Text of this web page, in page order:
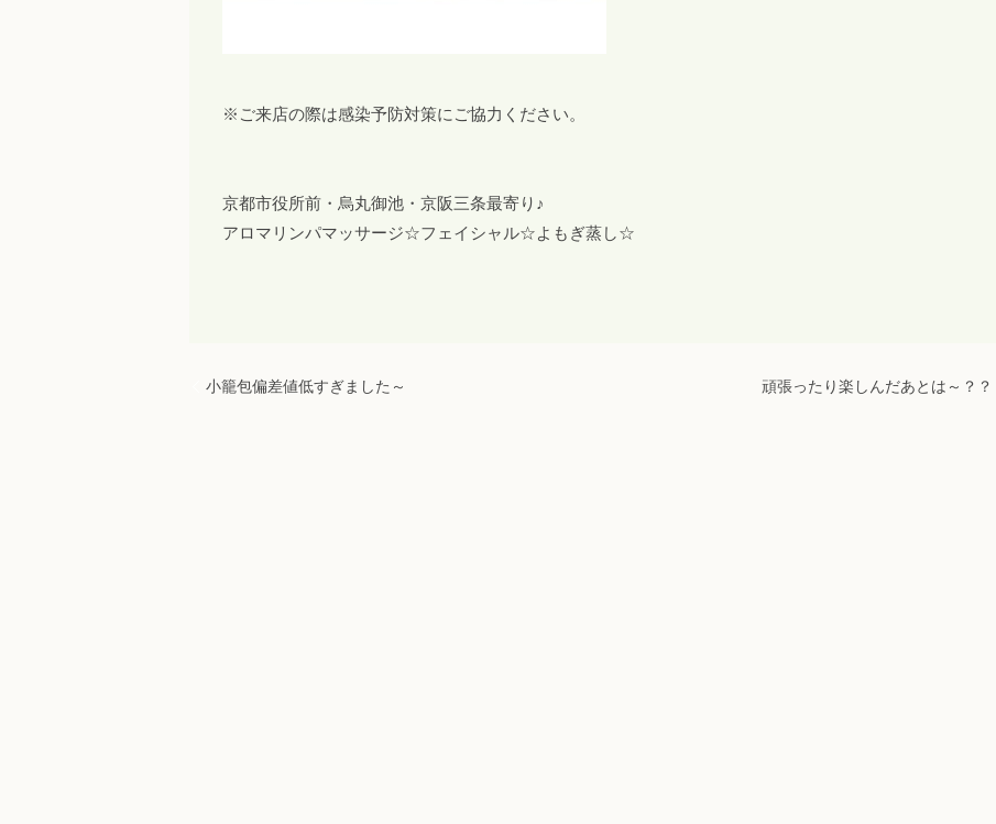
※ご来店の際は感染予防対策にご協力ください。
京都市役所前・烏丸御池・京阪三条最寄り♪
アロマリンパマッサージ☆フェイシャル☆よもぎ蒸し☆
小籠包偏差値低すぎました～ 頑張ったり楽しんだあとは～？？